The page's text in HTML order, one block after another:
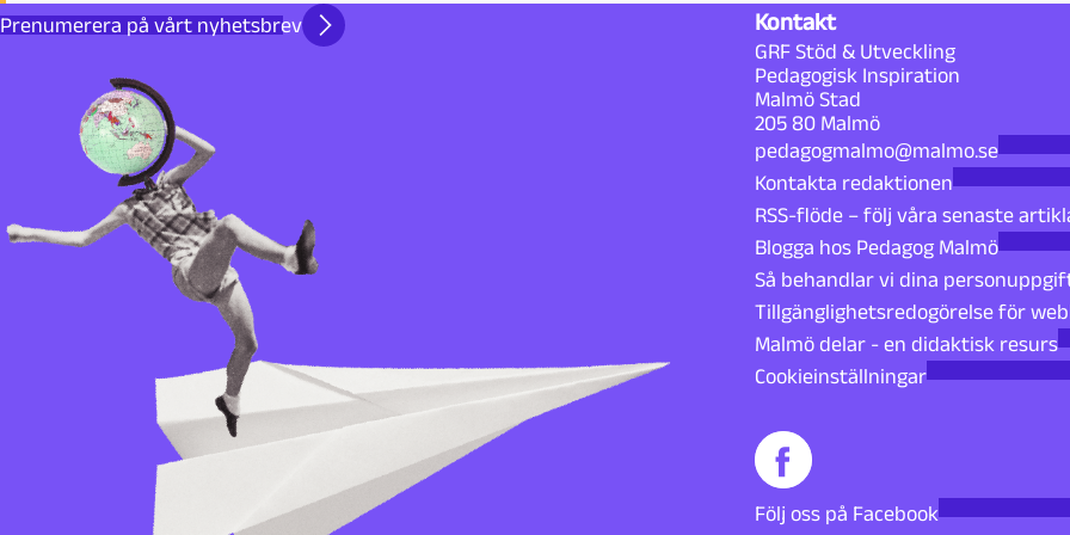
Prenumerera på vårt nyhetsbrev Kontakt
GRF Stöd & Utveckling
Pedagogisk Inspiration
Malmö Stad
205 80 Malmö
pedagogmalmo@malmo.se
Kontakta redaktionen
RSS-flöde – följ våra senaste
Blogga hos Pedagog Malmö
Så behandlar vi dina
Tillgänglighetsredogörelse för
Malmö delar - en didaktisk resurs
Cookieinställningar
Följ oss på Facebook